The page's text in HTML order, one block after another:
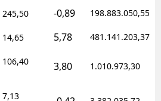
245,50 -0,89 198.883.050,55
14,65 5,78 481.141.203,37
106,40 3,80 1.010.973,30
7,13